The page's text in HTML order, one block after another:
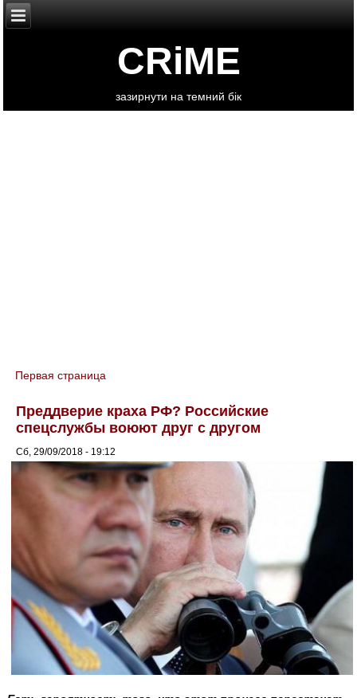
CRiME
зазирнути на темний бік
You are here
Первая страница
Преддверие краха РФ? Российские
спецслужбы воюют друг с другом
Сб, 29/09/2018 - 19:12